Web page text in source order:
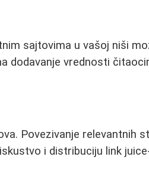
sajtovima u vašoj niši
dodavanje vrednosti
Povezivanje relevantnih
i distribuciju link